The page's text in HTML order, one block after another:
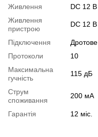
Живлення
DC 12 В
Живлення
пристрою
DC 12 В
Підключення
Дротове
Протоколи
10
Максимальна
гучність
115 дБ
Струм
споживання
200 мА
Гарантія 12 міс.